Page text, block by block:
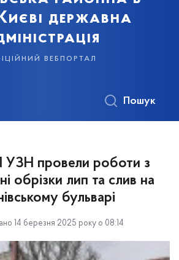
державна
вебпортал
Пошук
УЗН провели роботи з
обрізки лип та слив на
бульварі
14 березня 2025 року о 08:14